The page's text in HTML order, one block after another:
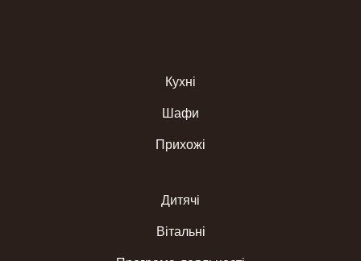
Кухні
Шафи
Прихожі
Дитячі
Вітальні